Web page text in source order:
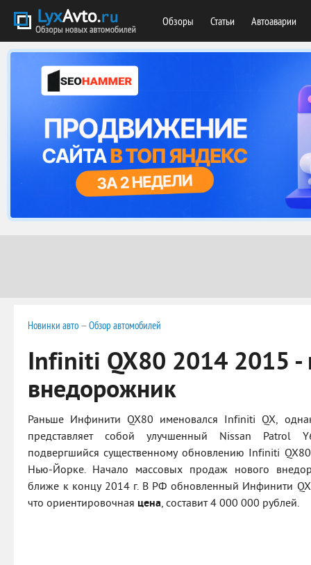
Обзоры Статьи Автоаварии
Новинки авто —Обзор автомобилей
Infiniti QX80 2014 2015 -
внедорожник
Раньше Инфинити QX80 именовался Infiniti QX,
представляет собой улучшенный Nissan Patrol
подвергшийся существенному обновлению Infiniti
Нью-Йорке. Начало массовых продаж нового
ближе к концу 2014 г. В РФ обновленный Инфинити
что ориентировочная цена, составит 4 000 000 рублей.